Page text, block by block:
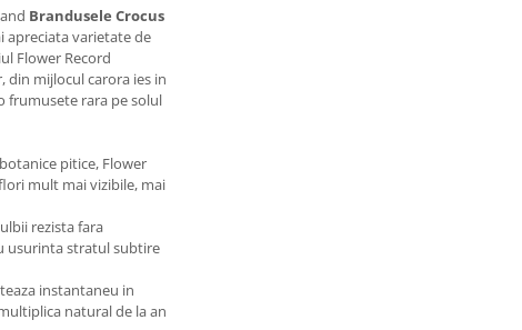
Brandusele Crocus
apreciata varietate de
Flower Record
din mijlocul carora ies in
frumusete rara pe solul
pitice, Flower
mult mai vizibile, mai
rezista fara
usurinta stratul subtire
instantaneu in
natural de la an